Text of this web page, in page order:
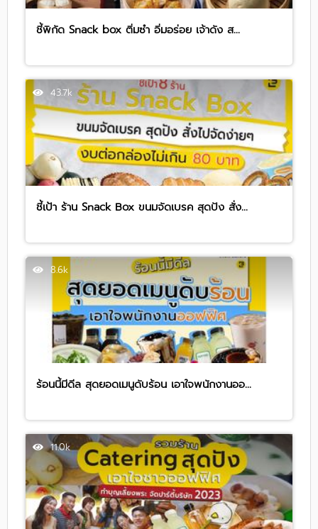
ชี้พิกัด Snack box ติ่มซำ อิ่มอร่อย เจ้าดัง ส...
43.7k
ชี้เป้า ร้าน Snack Box ขนมจัดเบรค สุดปัง สั่ง...
8.6k
ร้อนนี้มีดีล สุดยอดเมนูดับร้อน เอาใจพนักงานออ...
11.0k